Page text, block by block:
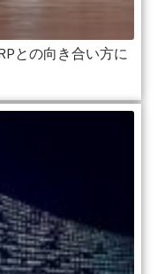
との向き合い方に